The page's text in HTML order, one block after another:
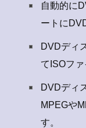
自動的に
ートに
DVDディ
てISOフ
DVDディ
MPEGや
す。